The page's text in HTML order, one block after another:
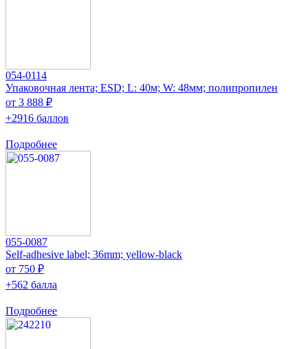
054-0114
Упаковочная лента; ESD; L: 40м; W: 48мм; полипропилен
от 3 888 ₽
+2916 баллов
Подробнее
055-0087
Self-adhesive label; 36mm; yellow-black
от 750 ₽
+562 балла
Подробнее